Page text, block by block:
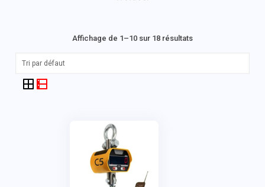
Affichage de 1–10 sur 18 résultats